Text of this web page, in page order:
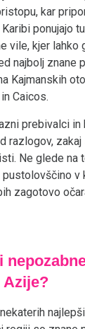
kar
ponujajo
vile, kjer lahko
najbolj znane
Kajmanskih
Caicos.
prebivalci
razlogov,
Ne glede na
v
zagotovo
Azije?